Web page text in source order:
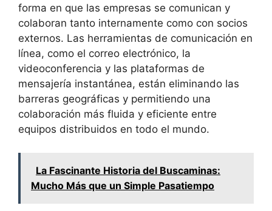
forma en que las empresas se comunican y
colaboran tanto internamente como con socios
externos. Las herramientas de comunicación en
línea, como el correo electrónico, la
videoconferencia y las plataformas de
mensajería instantánea, están eliminando las
barreras geográficas y permitiendo una
colaboración más fluida y eficiente entre
equipos distribuidos en todo el mundo.
La Fascinante Historia del Buscaminas:
Mucho Más que un Simple Pasatiempo